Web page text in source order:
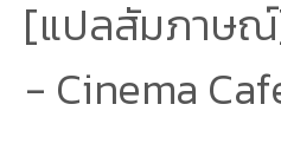
[แปลสัมภาษณ์
- Cinema